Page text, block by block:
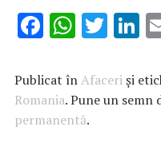
F
e
b
o
W
at
s
A
T
it
te
Li
k
e
Publicat înAfaceriși
Romania. Pune un semn
permanentă.